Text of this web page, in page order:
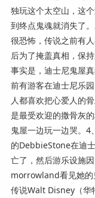
独玩这个太空山，这
到终点鬼魂就消失了
很恐怖，传说之前有
后为了掩盖真相，保
事实是，迪士尼鬼屋
前有游客在迪士尼乐
人都喜欢把心爱人的
是最受欢迎的撒骨灰
鬼屋一边玩一边哭。
的DebbieStone在迪
亡了，然后游乐设施
morrowland看见她的
传说Walt Disney（华